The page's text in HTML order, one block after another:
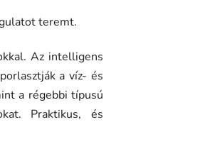
teremt.
Az intelligens
a víz- és
a régebbi típusú
Praktikus, és